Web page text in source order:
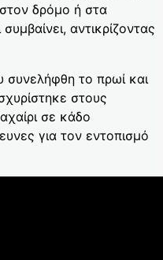
δρόμο ή στα
αντικρίζοντας
το πρωί και
στους
σε κάδο
για τον εντοπισμό